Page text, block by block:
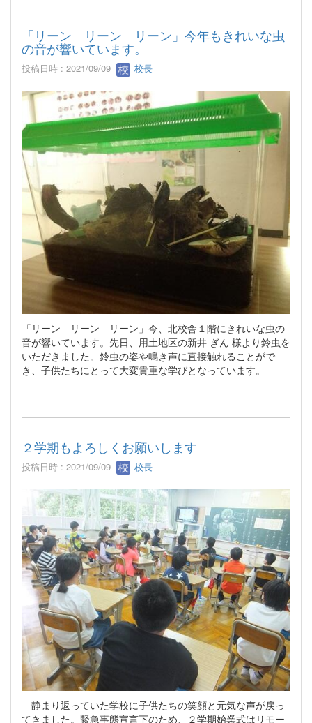
「リーン リーン リーン」今年もきれいな虫
の音が響いています。
投稿日時 : 2021/09/09 校長
「リーン リーン リーン」今、北校舎１階にきれいな虫の
音が響いています。先日、用土地区の新井 ぎん 様より鈴虫を
いただきました。鈴虫の姿や鳴き声に直接触れることがで
き、子供たちにとって大変貴重な学びとなっています。
２学期もよろしくお願いします
投稿日時 : 2021/09/09 校長
静まり返っていた学校に子供たちの笑顔と元気な声が戻っ
てきました。緊急事態宣言下のため、２学期始業式はリモー